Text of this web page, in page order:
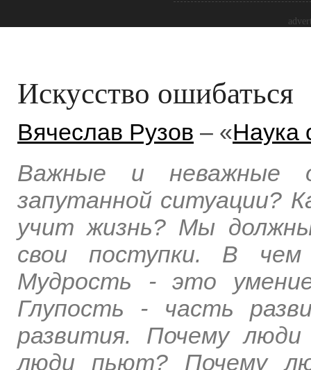
Искусство ошибаться
Вячеслав Рузов – «Наука
Важные и неважные
запутанной ситуации?
учит жизнь? Мы
свои поступки. В чем
Мудрость - это
Глупость - часть
развития. Почему
люди пьют? Почему